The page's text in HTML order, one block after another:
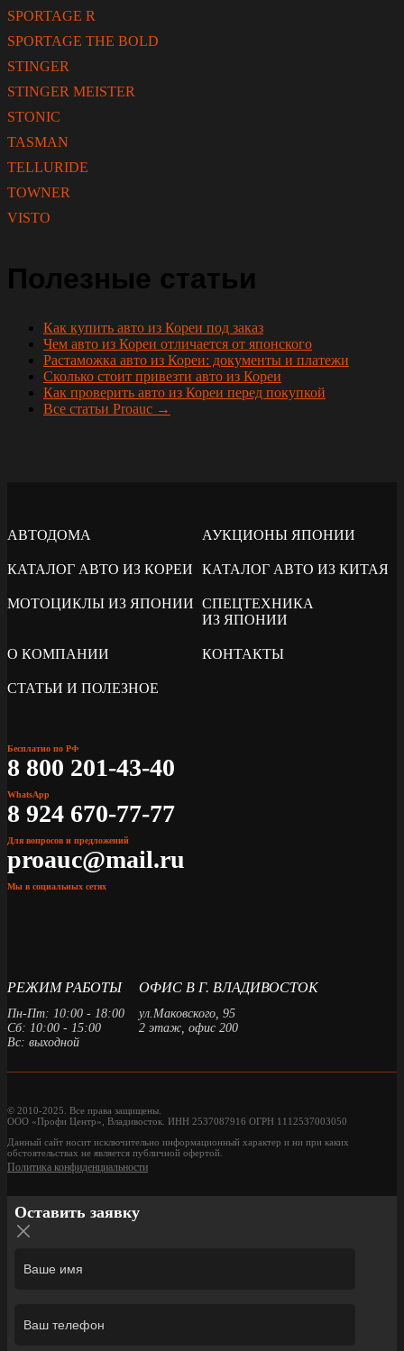
SPORTAGE R
SPORTAGE THE BOLD
STINGER
STINGER MEISTER
STONIC
TASMAN
TELLURIDE
TOWNER
VISTO
Полезные статьи
Как купить авто из Кореи под заказ
Чем авто из Кореи отличается от японского
Растаможка авто из Кореи: документы и платежи
Сколько стоит привезти авто из Кореи
Как проверить авто из Кореи перед покупкой
Все статьи Proauc →
АВТОДОМА АУКЦИОНЫ ЯПОНИИ
КАТАЛОГ АВТО ИЗ КОРЕИ КАТАЛОГ АВТО ИЗ КИТАЯ
МОТОЦИКЛЫ ИЗ ЯПОНИИ СПЕЦТЕХНИКА
ИЗ ЯПОНИИ
О КОМПАНИИ КОНТАКТЫ
СТАТЬИ И ПОЛЕЗНОЕ
Бесплатно по РФ
8 800 201-43-40
WhatsApp
8 924 670-77-77
Для вопросов и предложений
proauc@mail.ru
Мы в социальных сетях
РЕЖИМ РАБОТЫ
Пн-Пт: 10:00 - 18:00
Сб: 10:00 - 15:00
Вс: выходной
ОФИС В Г. ВЛАДИВОСТОК
ул.Маковского, 95
2 этаж, офис 200
© 2010-2025. Все права защищены.
ООО «Профи Центр», Владивосток. ИНН 2537087916 ОГРН 1112537003050
Данный сайт носит исключительно информационный характер и ни при каких
обстоятельствах не является публичной офертой.
Политика конфиденциальности
Оставить заявку